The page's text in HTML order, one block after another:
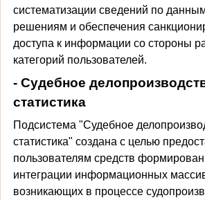
систематизации сведений по
решениям и обеспечения
доступа к информации со стороны
категорий пользователей.
- Судебное
статистика
Подсистема "Судебное
статистика" создана с целью
пользователям средств
интеграции информационных
возникающих в процессе